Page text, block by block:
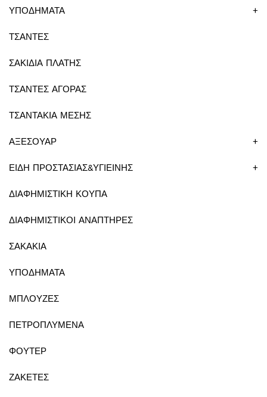
ΥΠΟΔΗΜΑΤΑ +
ΤΣΑΝΤΕΣ
ΣΑΚΙΔΙΑ ΠΛΑΤΗΣ
ΤΣΑΝΤΕΣ ΑΓΟΡΑΣ
ΤΣΑΝΤΑΚΙΑ ΜΕΣΗΣ
ΑΞΕΣΟΥΑΡ +
ΕΙΔΗ ΠΡΟΣΤΑΣΙΑΣ&ΥΓΙΕΙΝΗΣ +
ΔΙΑΦΗΜΙΣΤΙΚΗ ΚΟΥΠΑ
ΔΙΑΦΗΜΙΣΤΙΚΟΙ ΑΝΑΠΤΗΡΕΣ
ΣΑΚΑΚΙΑ
ΥΠΟΔΗΜΑΤΑ
ΜΠΛΟΥΖΕΣ
ΠΕΤΡΟΠΛΥΜΕΝΑ
ΦΟΥΤΕΡ
ΖΑΚΕΤΕΣ